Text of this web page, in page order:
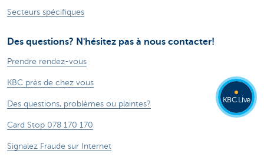
Secteurs spécifiques
Des questions? N'hésitez pas à nous contacter!
Prendre rendez-vous
KBC près de chez vous
Des questions, problèmes ou plaintes?
Card Stop 078 170 170
Signalez Fraude sur Internet
KBC Live